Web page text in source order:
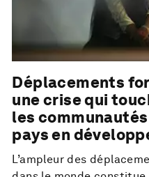
Déplacements
une crise qui
les
pays en
L’ampleur des